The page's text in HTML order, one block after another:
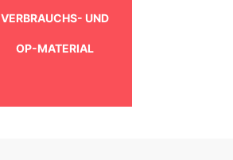
VERBRAUCHS- UND
OP-MATERIAL